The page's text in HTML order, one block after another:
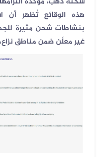
هذه الوقائع تُظهر أن
بنشاطات شحن مثيرة
غير معلَن ضمن مناطق